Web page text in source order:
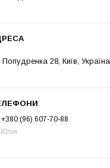
Попудренка 28, Київ, Україна
+380 (96) 607-70-88
Юлія